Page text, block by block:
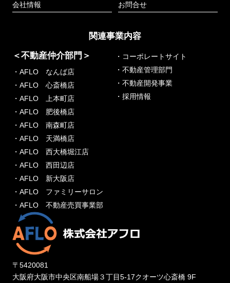
会社情報 お問合せ
関連事業内容
＜不動産仲介部門＞
・AFLO なんば店
・AFLO 心斎橋店
・AFLO 上本町店
・AFLO 肥後橋店
・AFLO 南森町店
・AFLO 天満橋店
・AFLO 西大橋堀江店
・AFLO 西田辺店
・AFLO 新大阪店
・AFLO ファミリーサロン
・AFLO 不動産売買事業部
・コーポレートサイト
・不動産管理部門
・不動産開発事業
・採用情報
〒5420081
大阪府大阪市中央区南船場３丁目5-17クオーツ心斎橋 9F